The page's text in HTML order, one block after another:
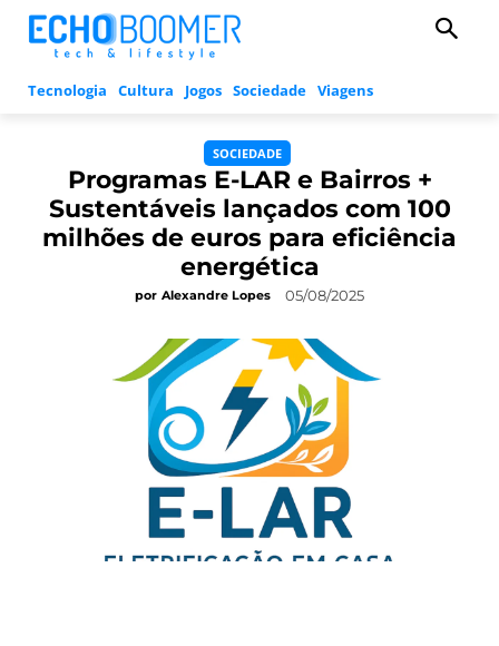
Tecnologia Cultura Jogos Sociedade Viagens
SOCIEDADE
Programas E-LAR e Bairros +
Sustentáveis lançados com 100
milhões de euros para eficiência
energética
por Alexandre Lopes 05/08/2025